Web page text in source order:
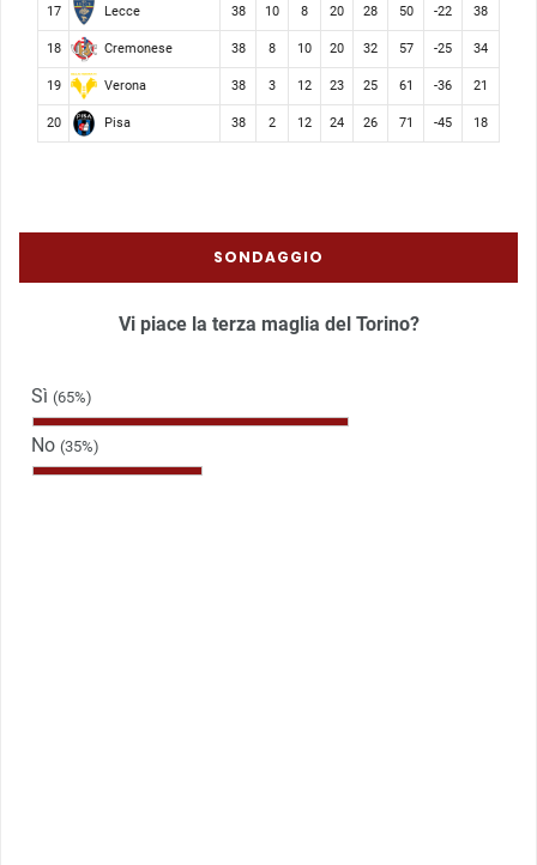
17 Lecce 38 10 8 20 28 50 -22 38
18 Cremonese 38 8 10 20 32 57 -25 34
19 Verona 38 3 12 23 25 61 -36 21
20 Pisa 38 2 12 24 26 71 -45 18
SONDAGGIO
Vi piace la terza maglia del Torino?
Sì (65%)
No (35%)